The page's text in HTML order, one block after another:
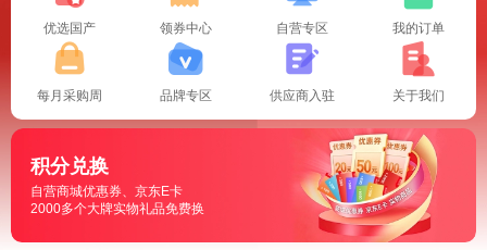
优选国产 领券中心 自营专区 我的订单
每月采购周 品牌专区 供应商入驻 关于我们
积分兑换
自营商城优惠券、京东E卡
2000多个大牌实物礼品免费换